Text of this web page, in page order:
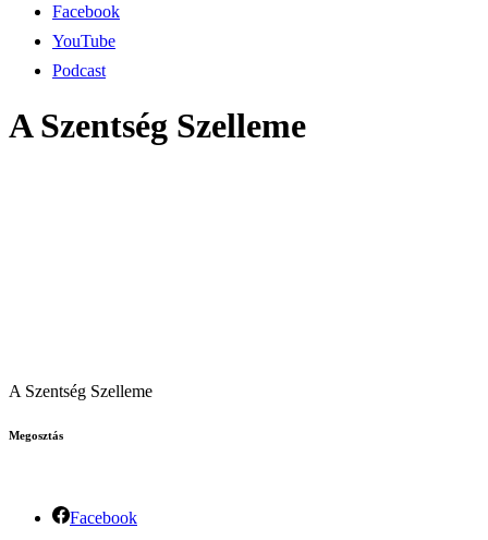
Facebook
YouTube
Podcast
A Szentség Szelleme
A Szentség Szelleme
Megosztás
Facebook